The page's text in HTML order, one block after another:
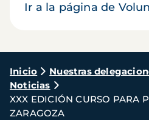
Ir a la página de
Ruta
de
navegación
Inicio Nuestras
Noticias
XXX EDICIÓN CURSO PARA
ZARAGOZA